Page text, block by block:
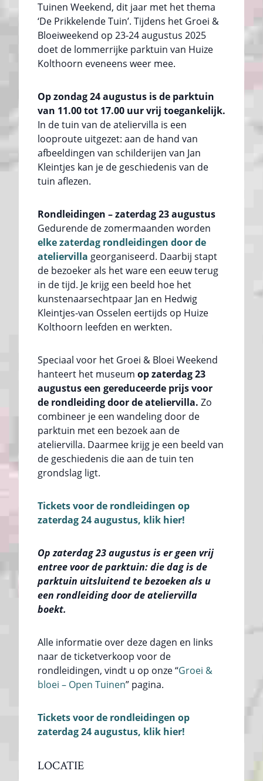
Tuinen Weekend, dit jaar met het thema
‘De Prikkelende Tuin’. Tijdens het Groei &
Bloeiweekend op 23-24 augustus 2025
doet de lommerrijke parktuin van Huize
Kolthoorn eveneens weer mee.
Op zondag 24 augustus is de parktuin
van 11.00 tot 17.00 uur vrij toegankelijk.
In de tuin van de ateliervilla is een
looproute uitgezet: aan de hand van
afbeeldingen van schilderijen van Jan
Kleintjes kan je de geschiedenis van de
tuin aflezen.
Rondleidingen – zaterdag 23 augustus
Gedurende de zomermaanden worden
elke zaterdag rondleidingen door de
ateliervilla georganiseerd. Daarbij stapt
de bezoeker als het ware een eeuw terug
in de tijd. Je krijg een beeld hoe het
kunstenaarsechtpaar Jan en Hedwig
Kleintjes-van Osselen eertijds op Huize
Kolthoorn leefden en werkten.
Speciaal voor het Groei & Bloei Weekend
hanteert het museum op zaterdag 23
augustus een gereduceerde prijs voor
de rondleiding door de ateliervilla. Zo
combineer je een wandeling door de
parktuin met een bezoek aan de
ateliervilla. Daarmee krijg je een beeld van
de geschiedenis die aan de tuin ten
grondslag ligt.
Tickets voor de rondleidingen op
zaterdag 24 augustus, klik hier!
Op zaterdag 23 augustus is er geen vrij
entree voor de parktuin: die dag is de
parktuin uitsluitend te bezoeken als u
een rondleiding door de ateliervilla
boekt.
Alle informatie over deze dagen en links
naar de ticketverkoop voor de
rondleidingen, vindt u op onze “Groei &
bloei – Open Tuinen” pagina.
Tickets voor de rondleidingen op
zaterdag 24 augustus, klik hier!
LOCATIE